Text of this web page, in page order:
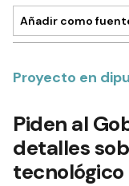
Añadir como
Proyecto en
Piden al
detalles
tecnológico